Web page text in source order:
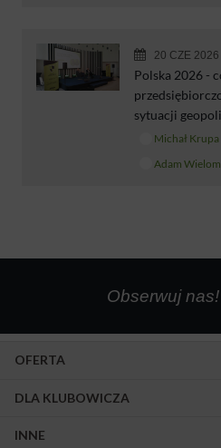
20 CZE 2026
Polska 2026 -
sytuacji
Michał Krupa
Adam
Obserwuj nas!
OFERTA
DLA KLUBOWICZA
INNE